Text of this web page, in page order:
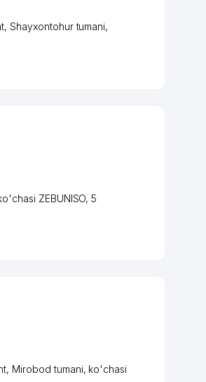
,Shayxontohur tumani,
ZEBUNISO, 5
, Mirobod tumani, ko'chasi